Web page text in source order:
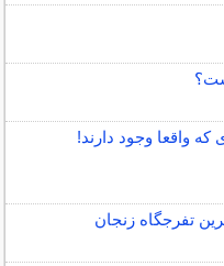
واقعا وجود دارند!
تفرجگاه زنجان